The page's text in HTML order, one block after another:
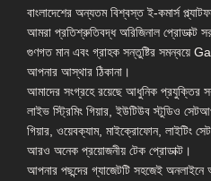
বাংলাদেশের অন্যতম বিশ্বস্ত ই-কমার্স
আমরা প্রতিশ্রুতিবদ্ধ অরিজিনাল প্রোডাক্ট
গুণগত মান এবং গ্রাহক সন্তুষ্টির সমন্বয়ে
আপনার আস্থার ঠিকানা।
আমাদের সংগ্রহে রয়েছে আধুনিক প্রযুক্তির
লাইভ স্ট্রিমিং গিয়ার, ইউটিউব স্টুডিও
গিয়ার, ওয়েবক্যাম, মাইক্রোফোন, লাইটিং
আরও অনেক প্রয়োজনীয় টেক প্রোডাক্ট।
আপনার পছন্দের গ্যাজেটটি সহজেই অনলাইনে